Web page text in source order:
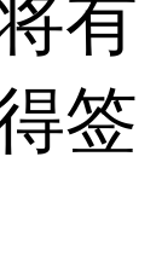
有
签